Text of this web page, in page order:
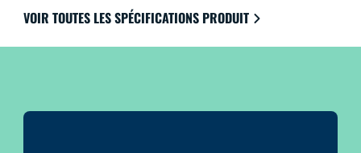
planification de la lumière vous permettent de
contrôler l'ensemble de votre système, même lorsque
vous êtes loin de chez vous. Fonctionne avec Google
VOIR TOUTES LES SPÉCIFICATIONS PRODUIT